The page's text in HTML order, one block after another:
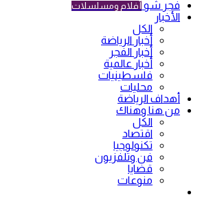
فجر شو أفلام ومسلسلات
الأخبار
الكل
أخبار الرياضة
أخبار الفجر
أخبار عالمية
فلسطينيات
محليات
أهداف الرياضة
من هنا وهناك
الكل
اقتصاد
تكنولوجيا
فن وتلفزيون
قضايا
منوعات